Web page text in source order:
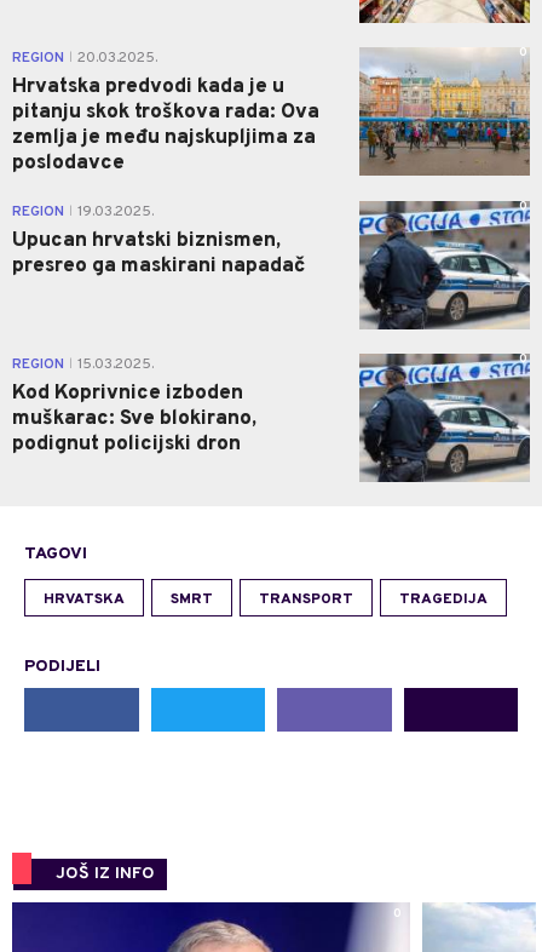
REGION 20.03.2025.
Hrvatska predvodi kada je u
pitanju skok troškova rada: Ova
zemlja je među najskupljima za
poslodavce
0
REGION 19.03.2025.
Upucan hrvatski biznismen,
presreo ga maskirani napadač
0
REGION 15.03.2025.
Kod Koprivnice izboden
muškarac: Sve blokirano,
podignut policijski dron
0
TAGOVI
HRVATSKA SMRT TRANSPORT TRAGEDIJA
PODIJELI
JOŠ IZ INFO
0